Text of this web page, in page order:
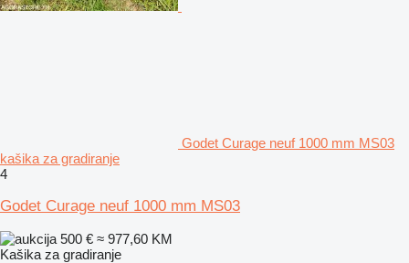
Godet Curage neuf 1000 mm MS03
kašika za gradiranje
4
Godet Curage neuf 1000 mm MS03
500 € ≈ 977,60 KM
Kašika za gradiranje